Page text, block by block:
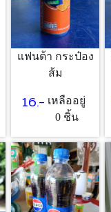
แฟนต้า กระป๋อง
ส้ม
16.- เหลืออยู่
0 ชิ้น